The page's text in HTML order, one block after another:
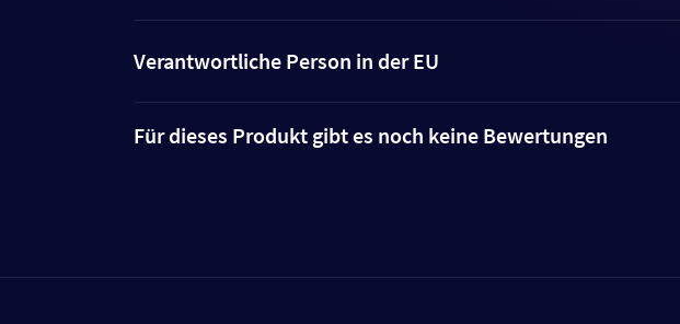
Verantwortliche Person in der EU
Für dieses Produkt gibt es noch keine Bewertungen